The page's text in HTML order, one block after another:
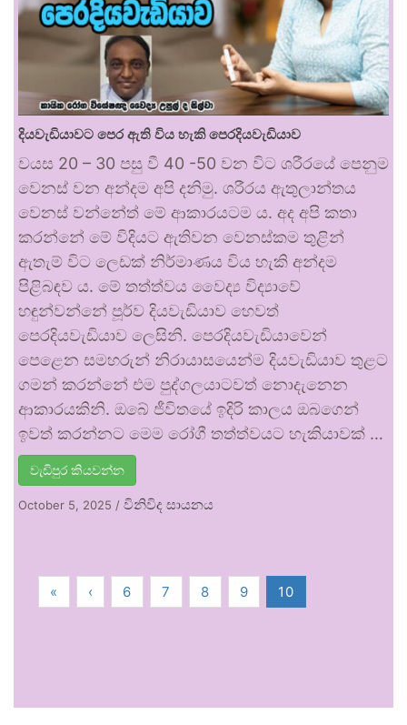
දියවැඩියාවට පෙර ඇති විය හැකි පෙරදියවැඩියාව
වයස 20 – 30 පසු වී 40 -50 වන විට ශරීරයේ පෙනුම
වෙනස් වන අන්දම අපි දනිමු. ශරීරය ඇතුලාන්තය
වෙනස් වන්නේත් මේ ආකාරයටම ය. අද අපි කතා
කරන්නේ මේ විදියට ඇතිවන වෙනස්කම තුළින්
ඇතැම් විට ලෙඩක් නිර්මාණය විය හැකි අන්දම
පිළිබඳව ය. මේ තත්ත්වය වෛද්‍ය විද්‍යාවේ
හඳුන්වන්නේ පූර්ව දියවැඩියාව හෙවත්
පෙරදියවැඩියාව ලෙසිනි. පෙරදියවැඩියාවෙන්
පෙළෙන සමහරුන් නිරායාසයෙන්ම දියවැඩියාව තුළට
ගමන් කරන්නේ එම පුද්ගලයාටවත් නොදැනෙන
ආකාරයකිනි. ඔබේ ජීවිතයේ ඉදිරි කාලය ඔබගෙන්
ඉවත් කරන්නට මෙම රෝගී තත්ත්වයට හැකියාවක් …
වැඩිපුර කියවන්න
October 5, 2025 / විනිවිද සායනය
« ‹ 6 7 8 9 10